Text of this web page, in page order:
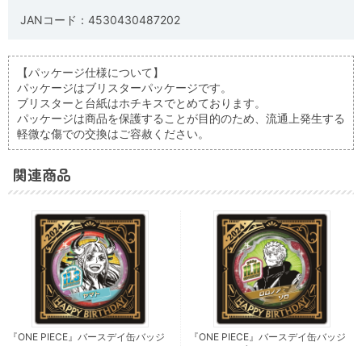
JANコード：4530430487202
【パッケージ仕様について】
パッケージはブリスターパッケージです。
ブリスターと台紙はホチキスでとめております。
パッケージは商品を保護することが目的のため、流通上発生する
軽微な傷での交換はご容赦ください。
関連商品
『ONE PIECE』バースデイ缶バッジ
『ONE PIECE』バースデイ缶バッジ